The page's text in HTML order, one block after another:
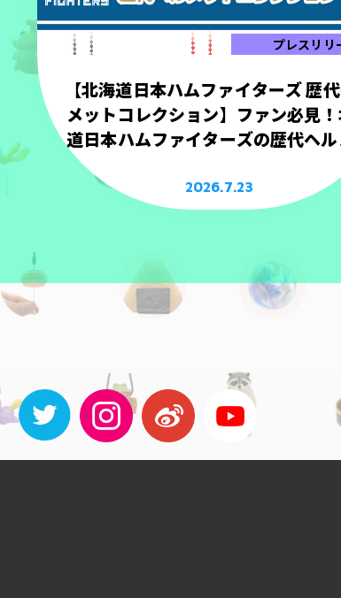
プレスリリ
【北海道日本ハムファイターズ 歴
メットコレクション】ファン必見
道日本ハムファイターズの歴代ヘ
2026.7.23